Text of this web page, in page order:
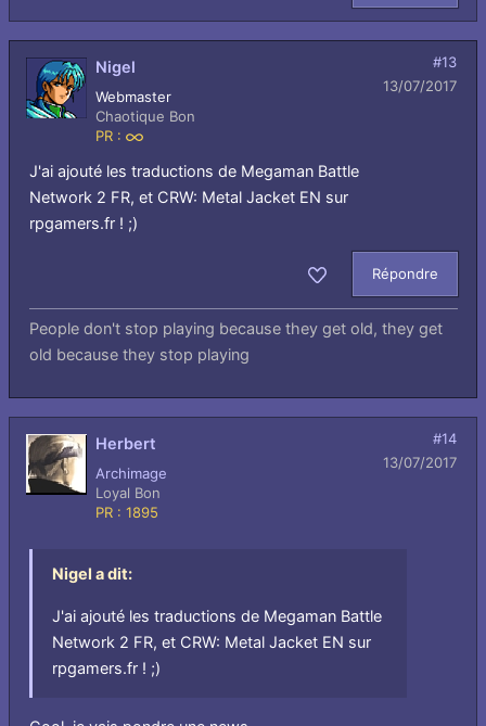
Nigel
Webmaster
Chaotique Bon
PR :
#13
13/07/2017
J'ai ajouté les traductions de Megaman Battle
Network 2 FR, et CRW: Metal Jacket EN sur
rpgamers.fr ! ;)
Répondre
People don't stop playing because they get old, they get
old because they stop playing
Herbert
Archimage
Loyal Bon
PR : 1895
#14
13/07/2017
Nigel a dit:
J'ai ajouté les traductions de Megaman Battle
Network 2 FR, et CRW: Metal Jacket EN sur
rpgamers.fr ! ;)